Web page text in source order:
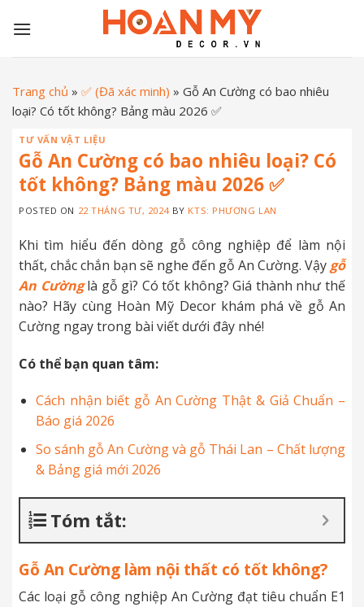
Trang chủ » ✅ (Đã xác minh) » Gỗ An Cường có bao nhiêu
loại? Có tốt không? Bảng màu 2026 ✅
TƯ VẤN VẬT LIỆU
Gỗ An Cường có bao nhiêu loại? Có
tốt không? Bảng màu 2026 ✅
POSTED ON 22 THÁNG TƯ, 2024BY KTS: PHƯƠNG LAN
Khi tìm hiểu đến dòng gỗ công nghiệp để làm nội
thất, chắc chắn bạn sẽ nghe đến gỗ An Cường. Vậy gỗ
An Cườnglà gỗ gì? Có tốt không? Giá thành như thế
nào? Hãy cùng Hoàn Mỹ Decor khám phá về gỗ An
Cường ngay trong bài viết dưới đây nhé!
Có thể bạn quan tâm:
Cách nhận biết gỗ An Cường Thật & Giả Chuẩn –
Báo giá 2026
So sánh gỗ An Cường và gỗ Thái Lan – Chất lượng
& Bảng giá mới 2026
Tóm tắt:
Gỗ An Cường làm nội thất có tốt không?
Các loại gỗ công nghiệp An Cường đạt tiêu chuẩn E1